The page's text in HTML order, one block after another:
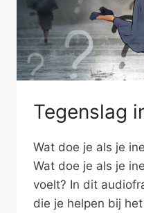
Tegenslag
Wat doe je als je
Wat doe je als je
voelt? In dit
die je helpen bij